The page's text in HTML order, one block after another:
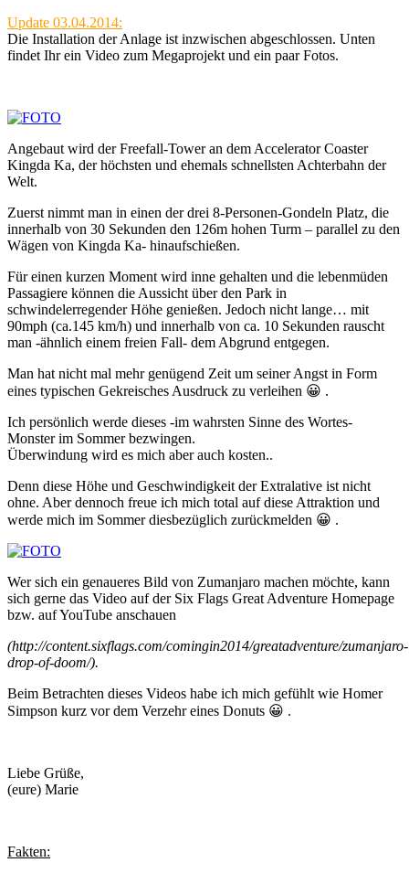
Update 03.04.2014:
Die Installation der Anlage ist inzwischen abgeschlossen. Unten
findet Ihr ein Video zum Megaprojekt und ein paar Fotos.
Angebaut wird der Freefall-Tower an dem Accelerator Coaster
Kingda Ka, der höchsten und ehemals schnellsten Achterbahn der
Welt.
Zuerst nimmt man in einen der drei 8-Personen-Gondeln Platz, die
innerhalb von 30 Sekunden den 126m hohen Turm – parallel zu den
Wägen von Kingda Ka- hinaufschießen.
Für einen kurzen Moment wird inne gehalten und die lebenmüden
Passagiere können die Aussicht über den Park in
schwindelerregender Höhe genießen. Jedoch nicht lange… mit
90mph (ca.145 km/h) und innerhalb von ca. 10 Sekunden rauscht
man -ähnlich einem freien Fall- dem Abgrund entgegen.
Man hat nicht mal mehr genügend Zeit um seiner Angst in Form
eines typischen Gekreisches Ausdruck zu verleihen 😀 .
Ich persönlich werde dieses -im wahrsten Sinne des Wortes-
Monster im Sommer bezwingen.
Überwindung wird es mich aber auch kosten..
Denn diese Höhe und Geschwindigkeit der Extralative ist nicht
ohne. Aber dennoch freue ich mich total auf diese Attraktion und
werde mich im Sommer diesbezüglich zurückmelden 😀 .
Wer sich ein genaueres Bild von Zumanjaro machen möchte, kann
sich gerne das Video auf der Six Flags Great Adventure Homepage
bzw. auf YouTube anschauen
(http://content.sixflags.com/comingin2014/greatadventure/zumanjaro-
drop-of-doom/).
Beim Betrachten dieses Videos habe ich mich gefühlt wie Homer
Simpson kurz vor dem Verzehr eines Donuts 😀 .
Liebe Grüße,
(eure) Marie
Fakten: